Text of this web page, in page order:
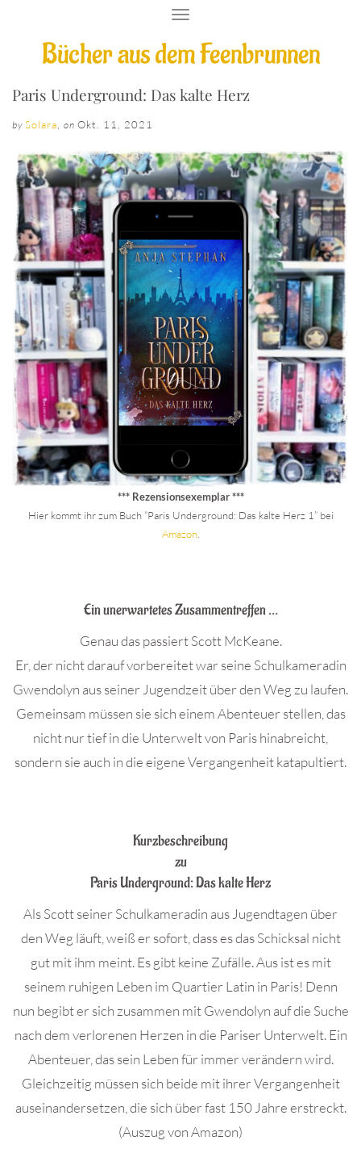
Bücher aus dem Feenbrunnen
T
G
E
N
G
A
T
I
O
Paris Underground: Das kalte Herz
by Solara on Okt. 11, 2021
*** Rezensionsexemplar ***
Hier kommt ihr zum Buch “Paris Underground: Das kalte Herz 1” bei
Amazon.
Ein unerwartetes Zusammentreffen …
Genau das passiert Scott McKeane.
Er, der nicht darauf vorbereitet war seine Schulkameradin
Gwendolyn aus seiner Jugendzeit über den Weg zu laufen.
Gemeinsam müssen sie sich einem Abenteuer stellen, das
nicht nur tief in die Unterwelt von Paris hinabreicht,
sondern sie auch in die eigene Vergangenheit katapultiert.
Kurzbeschreibung
zu
Paris Underground: Das kalte Herz
Als Scott seiner Schulkameradin aus Jugendtagen über
den Weg läuft, weiß er sofort, dass es das Schicksal nicht
gut mit ihm meint. Es gibt keine Zufälle. Aus ist es mit
seinem ruhigen Leben im Quartier Latin in Paris! Denn
nun begibt er sich zusammen mit Gwendolyn auf die Suche
nach dem verlorenen Herzen in die Pariser Unterwelt. Ein
Abenteuer, das sein Leben für immer verändern wird.
Gleichzeitig müssen sich beide mit ihrer Vergangenheit
auseinandersetzen, die sich über fast 150 Jahre erstreckt.
(Auszug von Amazon)